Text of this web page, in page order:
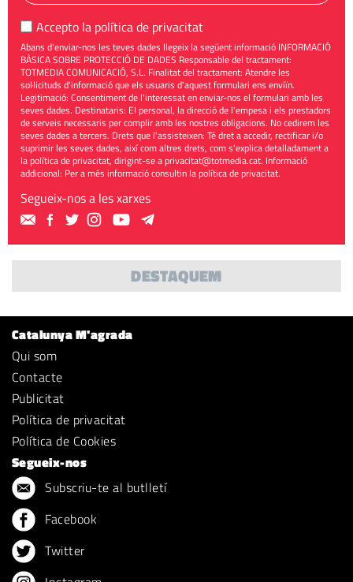
Accepto la política de privacitat
Abans d'enviar-nos les teves dades llegeix la següent informació INFORMACIÓ
BÀSICA SOBRE PROTECCIÓ DE DADES Responsable del tractament:
TOTMEDIA COMUNICACIÓ, S.L. Finalitat del tractament: Atendre les
sol·licituds d'informació que els usuaris d'aquest formulari ens enviïn.
Legitimació: Consentiment de l'interessat en enviar-nos el formulari amb les
seves dades. Destinataris: El personal, la direcció de l'empesa i els prestadors
de serveis necessaris per complir amb les nostres obligacions. No cedirem les
seves dades a tercers. Drets que l'assisteixen: Té dret a accedir, rectificar i/o
suprimir les seves dades, així com altres drets, com s'explica detalladament a
la política de privacitat, dirigint-se aprivacitat@totmedia.cat. Informació
addicional: Per a més informació consultin lapolítica de privacitat.
Segueix-nos a les xarxes
DESTAQUEM
Catalunya M'agrada
Qui som
Contacte
Publicitat
Política de privacitat
Política de Cookies
Segueix-nos
Subscriu-te al butlletí
Facebook
Twitter